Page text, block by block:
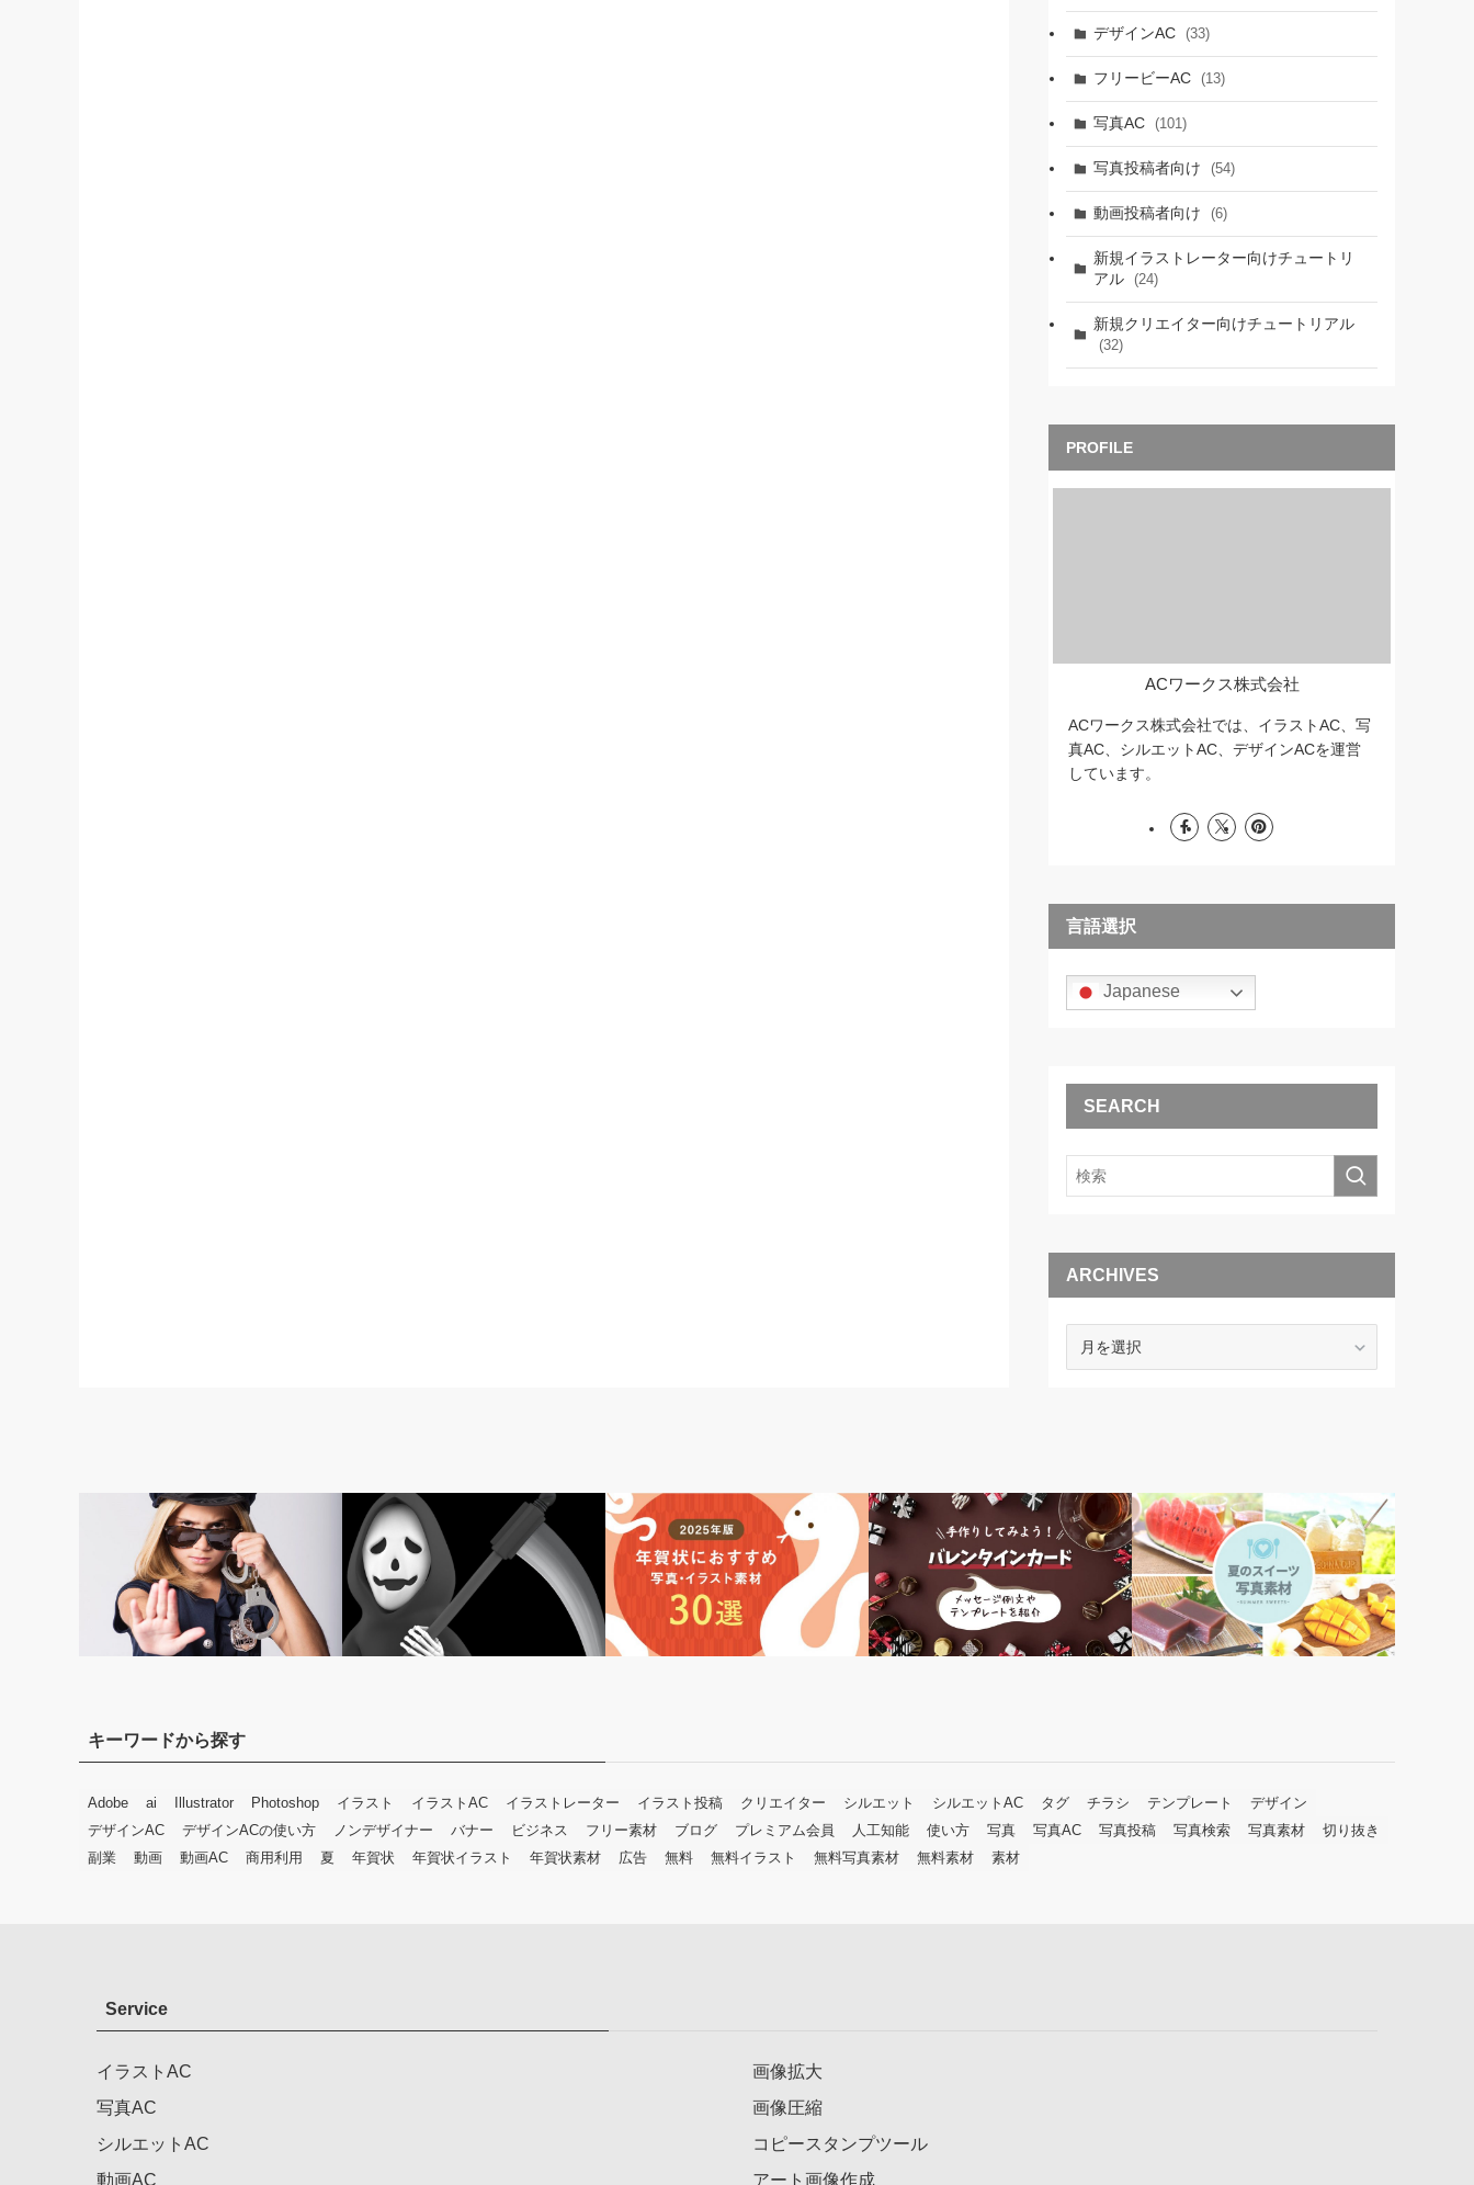
デザインAC (33)
フリービーAC (13)
写真AC (101)
写真投稿者向け (54)
動画投稿者向け (6)
新規イラストレーター向けチュートリ
アル (24)
新規クリエイター向けチュートリアル
(32)
ACワークス株式会社
ACワークス株式会社では、イラストAC、写
真AC、シルエットAC、デザインACを運営
しています。
言語選択
Japanese
SEARCH
ARCHIVES
ARCHIVES
キーワードから探す
Adobe ai Illustrator Photoshop イラスト イラストAC イラストレーター イラスト投稿 クリエイター シルエット シルエットAC タグ チラシ テンプレート
デザイン
デザインAC
デザインACの使い方 ノンデザイナー バナー ビジネス フリー素材 ブログ プレミアム会員 人工知能 使い方 写真 写真AC 写真投稿 写真検索 写真素材
切り抜き
副業
動画 動画AC 商用利用 夏 年賀状 年賀状イラスト 年賀状素材 広告 無料 無料イラスト 無料写真素材 無料素材 素材
Service
イラストAC
写真AC
シルエットAC
動画AC
画像拡大
画像圧縮
コピースタンプツール
アート画像作成